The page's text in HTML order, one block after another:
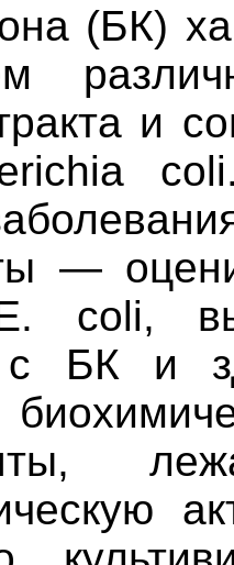
(БК)
и
—
coli,
с БК и